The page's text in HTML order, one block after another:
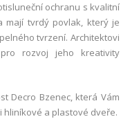
ochranu s kvalitní
mají tvrdý povlak, který je
tvrzení. Architektovi
rozvoj jeho kreativity
Decro Bzenec, která Vám
hliníkové a plastové dveře.